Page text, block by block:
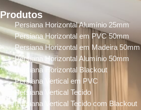
Produtos
Persiana Horizontal Alumínio 25mm
Persiana Horizontal em PVC 50mm
Persiana Horizontal em Madeira 50mm
Persiana Horizontal Alumínio 50mm
Persiana Horizontal Blackout
Persiana Vertical em PVC
Persiana Vertical Tecido
Persiana Vertical Tecido com Blackout